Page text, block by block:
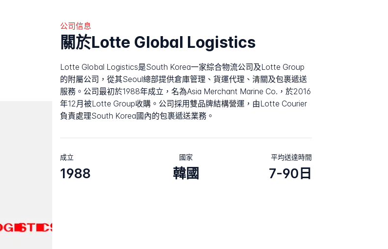
公司信息
關於Lotte Global Logistics
Lotte Global Logistics是South Korea一家綜合物流公司及Lotte Group
的附屬公司，從其Seoul總部提供倉庫管理、貨運代理、清關及包裹遞送
服務。公司最初於1988年成立，名為Asia Merchant Marine Co.，於2016
年12月被Lotte Group收購。公司採用雙品牌結構營運，由Lotte Courier
負責處理South Korea國內的包裹遞送業務。
成立
1988
國家
韓國
平均送達時間
7-90日